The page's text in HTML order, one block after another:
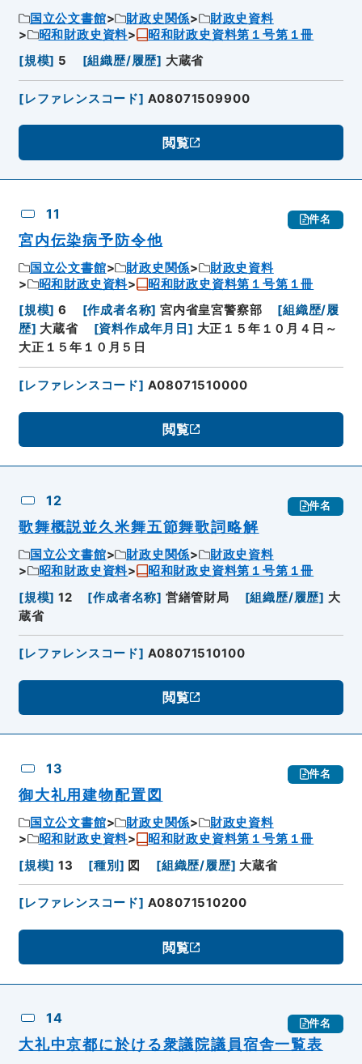
国立公文書館 財政史関係
財政史資料
昭和財政史資料
昭和財政史資料第１号第１冊
[規模] 5 [組織歴/履歴] 大蔵省
[レファレンスコード] A08071509900
閲覧
11 件名
宮内伝染病予防令他
国立公文書館 財政史関係
財政史資料
昭和財政史資料
昭和財政史資料第１号第１冊
[規模] 6 [作成者名称] 宮内省皇宮警察部 [組織歴/履
歴] 大蔵省 [資料作成年月日] 大正１５年１０月４日～
大正１５年１０月５日
[レファレンスコード] A08071510000
閲覧
12 件名
歌舞概説並久米舞五節舞歌詞略解
国立公文書館 財政史関係
財政史資料
昭和財政史資料
昭和財政史資料第１号第１冊
[規模] 12 [作成者名称] 営繕管財局 [組織歴/履歴] 大
蔵省
[レファレンスコード] A08071510100
閲覧
13 件名
御大礼用建物配置図
国立公文書館 財政史関係
財政史資料
昭和財政史資料
昭和財政史資料第１号第１冊
[規模] 13 [種別 ] 図 [組織歴/履歴] 大蔵省
[レファレンスコード] A08071510200
閲覧
14 件名
大礼中京都に於ける衆議院議員宿舎一覧表